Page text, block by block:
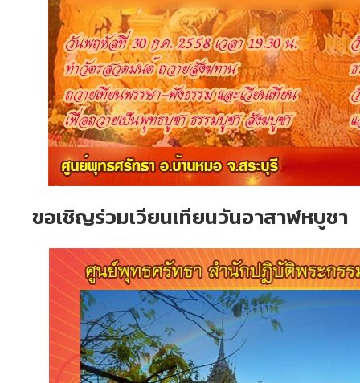
ขอเชิญร่วมเวียนเทียนวันอาสาฬหบูชา